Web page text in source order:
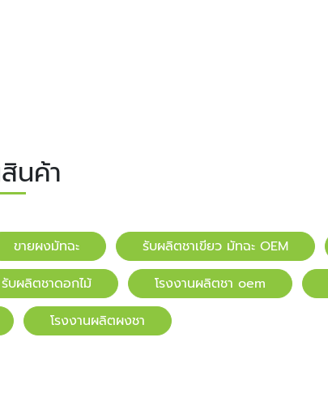
นค้า
ขายผงมัทฉะ รับผลิตชาเขียว มัทฉะ OEM
รับผลิตชาดอกไม้ โรงงานผลิตชา oem
โรงงานผลิตผงชา